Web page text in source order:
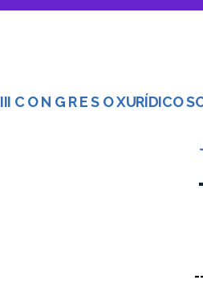
III C O N G R E S O XURÍDICO